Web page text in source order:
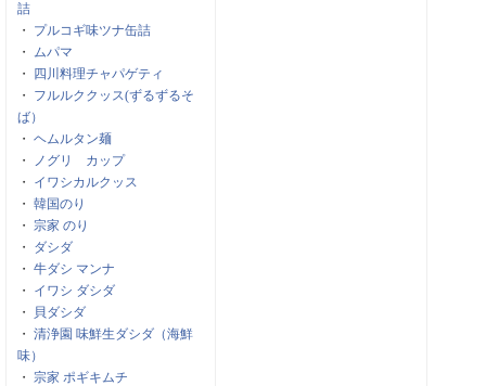
詰
・ プルコギ味ツナ缶詰
・ ムパマ
・
四川料理チャパゲティ
・ フルルククッス(ずるずるそ
ば）
・ ヘムルタン麺
・
ノグリ カップ
・ イワシカルクッス
・ 韓国のり
・ 宗家 のり
・ ダシダ
・ 牛ダシ マンナ
・ イワシ ダシダ
・
貝ダシダ
・ 清浄園 味鮮生ダシダ（海鮮
味）
・ 宗家 ポギキムチ